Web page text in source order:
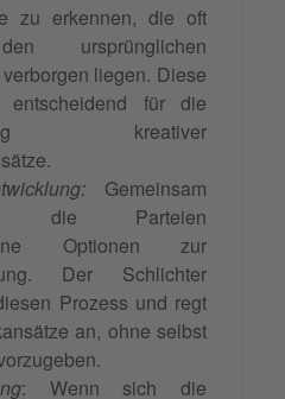
zu erkennen, die oft
ursprünglichen
liegen. Diese
für die
kreativer
Gemeinsam
die Parteien
Optionen zur
Der Schlichter
Prozess und regt
an, ohne selbst
: Wenn sich die